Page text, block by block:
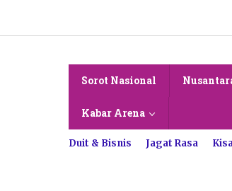
konten
Sorot Nasional
Kabar Arena
Duit & Bisnis Jagat Rasa